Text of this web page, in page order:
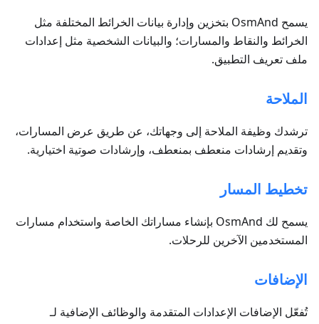
يسمح OsmAnd بتخزين وإدارة بيانات الخرائط المختلفة مثل
الخرائط والنقاط والمسارات؛ والبيانات الشخصية مثل إعدادات
ملف تعريف التطبيق.
الملاحة
ترشدك وظيفة الملاحة إلى وجهاتك، عن طريق عرض المسارات،
وتقديم إرشادات منعطف بمنعطف، وإرشادات صوتية اختيارية.
تخطيط المسار
يسمح لك OsmAnd بإنشاء مساراتك الخاصة واستخدام مسارات
المستخدمين الآخرين للرحلات.
الإضافات
تُفعّل الإضافات الإعدادات المتقدمة والوظائف الإضافية لـ